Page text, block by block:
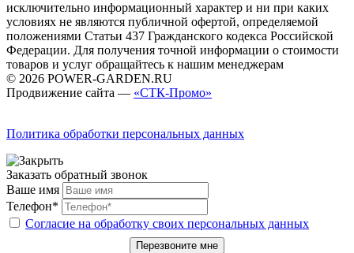
исключительно информационный характер и ни при каких
условиях не являются публичной офертой, определяемой
положениями Статьи 437 Гражданского кодекса Российской
Федерации. Для получения точной информации о стоимости
товаров и услуг обращайтесь к нашим менеджерам
© 2026 POWER-GARDEN.RU
Продвижение сайта — «СТК-Промо»
Политика обработки персональных данных
Заказать обратный звонок
Ваше имя
Телефон*
Согласие на обработку своих персональных данных
Перезвоните мне